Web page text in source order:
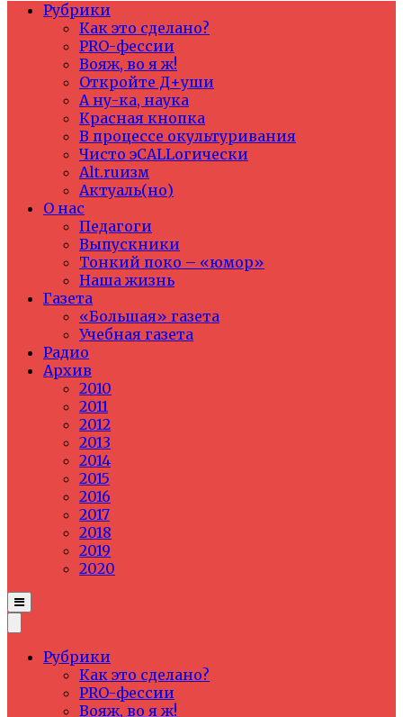
Рубрики
Как это сделано?
PRO-фессии
Вояж, во я ж!
Откройте Д+уши
А ну-ка, наука
Красная кнопка
В процессе окультуривания
Чисто эCALLогически
Alt.ruизм
Актуаль(но)
О нас
Педагоги
Выпускники
Тонкий поко – «юмор»
Наша жизнь
Газета
«Большая» газета
Учебная газета
Радио
Архив
2010
2011
2012
2013
2014
2015
2016
2017
2018
2019
2020
Рубрики
Как это сделано?
PRO-фессии
Вояж, во я ж!